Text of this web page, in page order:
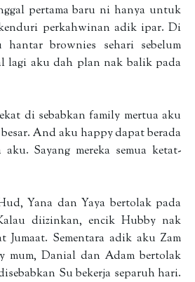
pertama baru ni hanya untuk
perkahwinan adik ipar. Di
hantar brownies sehari sebelum
lagi aku dah plan nak balik pada
di sebabkan family mertua aku
And aku happy dapat berada
Sayang mereka semua ketat-
Yana dan Yaya bertolak pada
diizinkan, encik Hubby nak
Jumaat. Sementara adik aku Zam
mum, Danial dan Adam bertolak
Su bekerja separuh hari.